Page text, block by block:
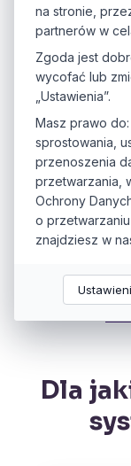
na
Dla
na stronie,
partnerów w
Zgoda jest
wycofać lub
„Ustawienia”.
Masz prawo
sprostowania,
przenoszenia
przetwarzania,
Ochrony
o
znajdziesz w